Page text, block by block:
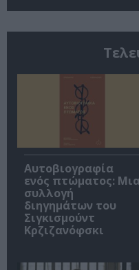
Αυτοβιογραφία
ενός πτώματος:
συλλογή
διηγημάτων του
Σιγκισμούντ
Κρζιζανόφσκι